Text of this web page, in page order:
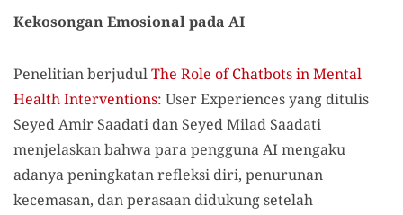
Kekosongan Emosional pada AI
Penelitian berjudulThe Role of Chatbots in Mental
Health Interventions: User Experiences yang ditulis
Seyed Amir Saadati dan Seyed Milad Saadati
menjelaskan bahwa para pengguna AI mengaku
adanya peningkatan refleksi diri, penurunan
kecemasan, dan perasaan didukung setelah